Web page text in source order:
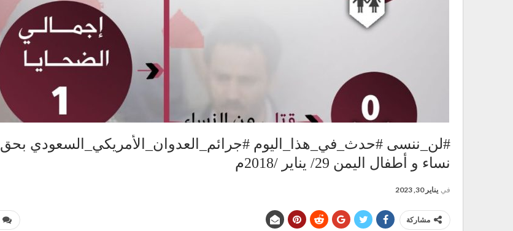
#لن_ننسى #حدث_في_هذا_اليوم #جرائم_العدوان_الأمريكي_السعودي بحق
نساء و أطفال اليمن 29/ يناير /2018م
في يناير 30, 2023
مشاركة